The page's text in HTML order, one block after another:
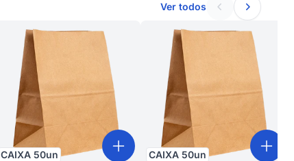
Ver todos
CAIXA 50un CAIXA 50un